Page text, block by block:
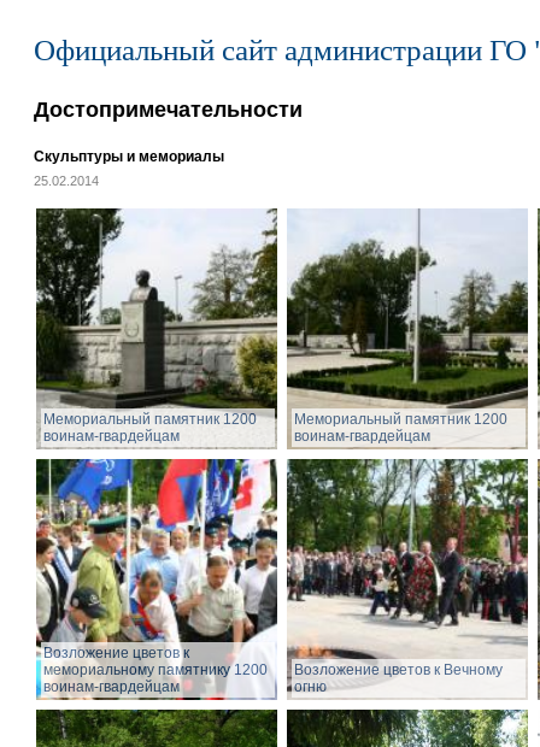
Официальный сайт администрации ГО
Достопримечательности
Скульптуры и мемориалы
25.02.2014
Мемориальный памятник 1200
воинам-гвардейцам
Мемориальный памятник 1200
воинам-гвардейцам
Возложение цветов к
мемориальному памятнику 1200
воинам-гвардейцам
Возложение цветов к Вечному
огню